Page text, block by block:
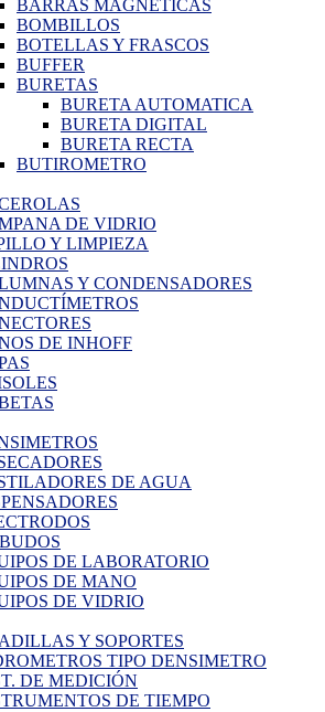
BARRAS MAGNÉTICAS
BOMBILLOS
BOTELLAS Y FRASCOS
BUFFER
BURETAS
BURETA AUTOMATICA
BURETA DIGITAL
BURETA RECTA
BUTIROMETRO
DE VIDRIO
Y LIMPIEZA
Y CONDENSADORES
DE INHOFF
DE AGUA
DE LABORATORIO
DE MANO
DE VIDRIO
Y SOPORTES
TIPO DENSIMETRO
DE MEDICIÓN
DE TIEMPO